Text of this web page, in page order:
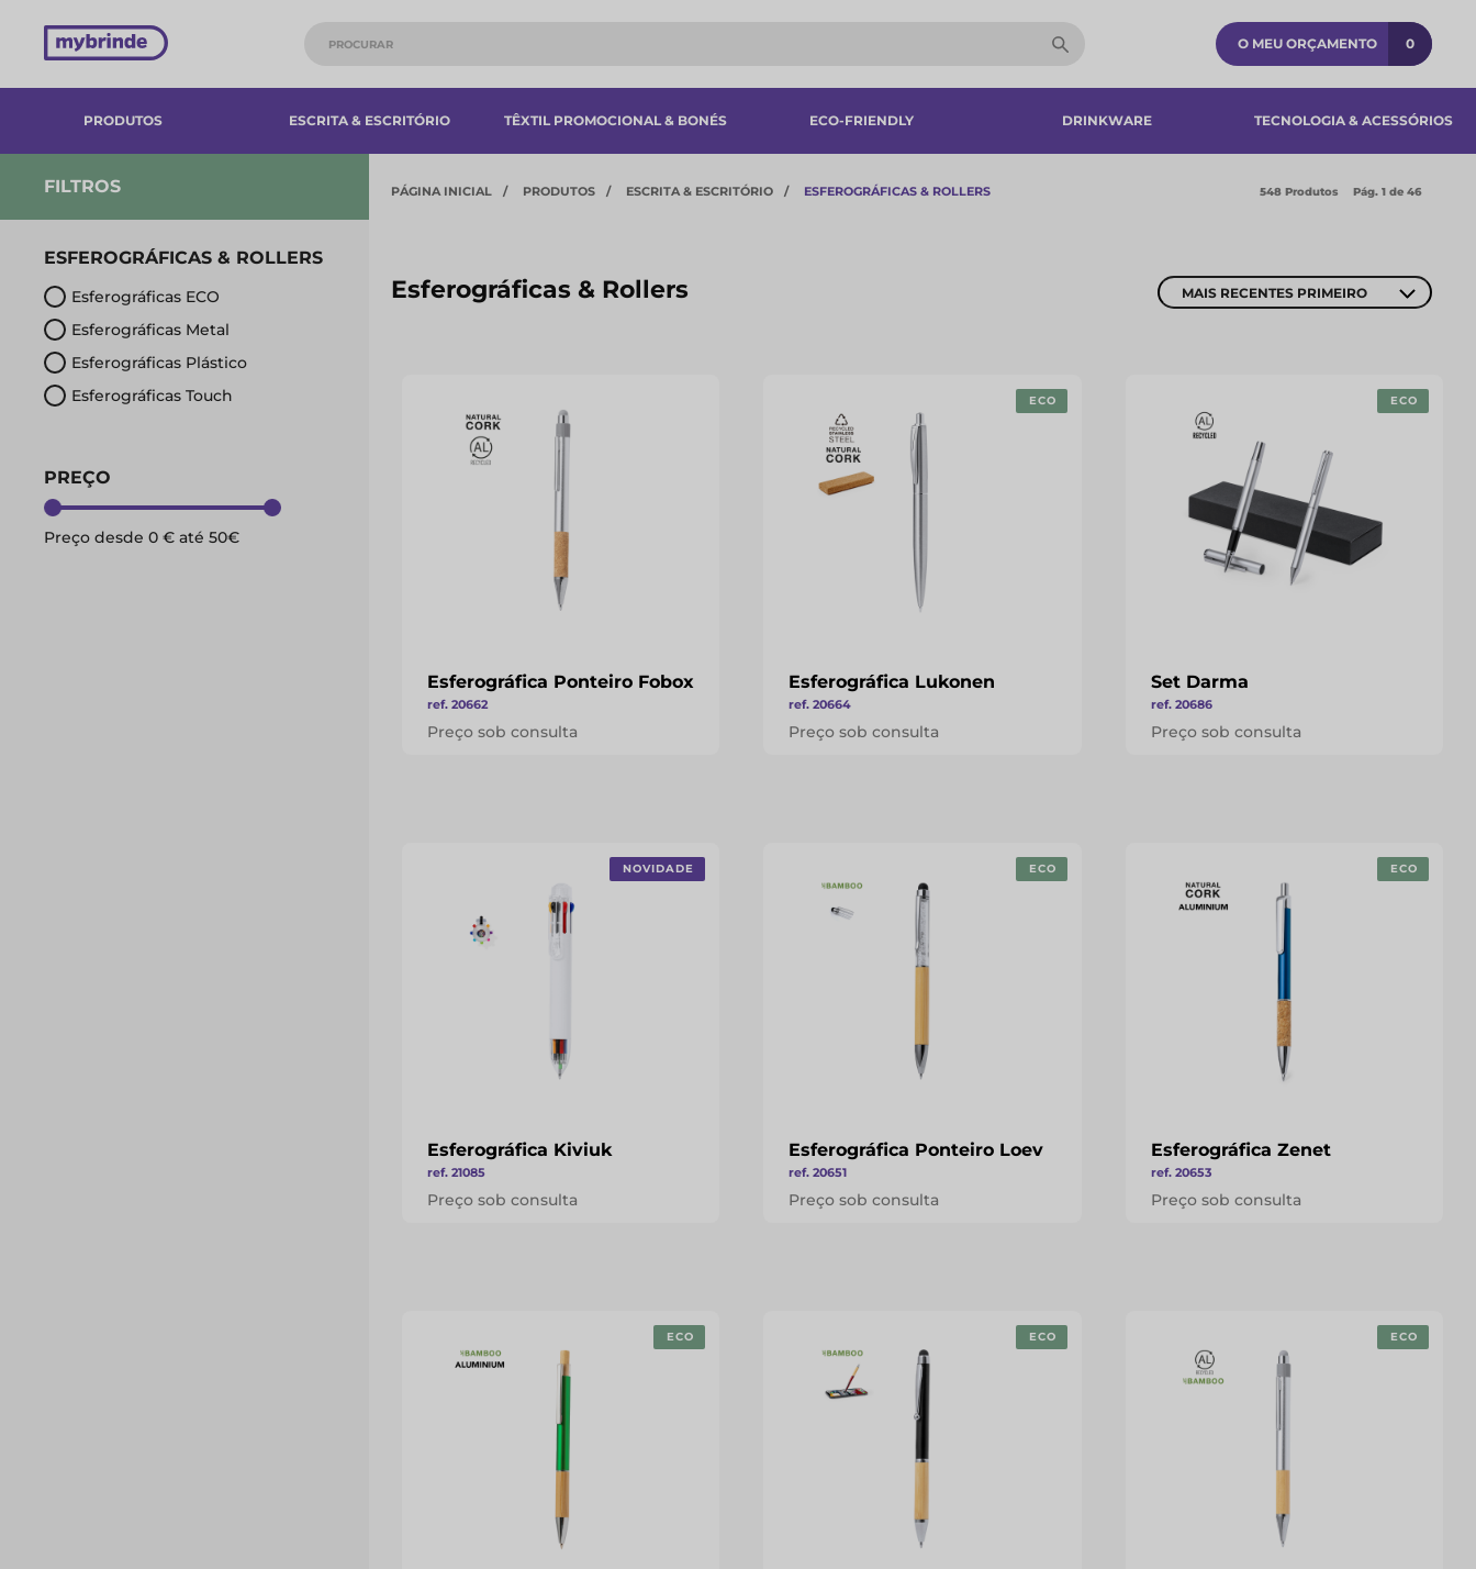
O MEU ORÇAMENTO 0
PRODUTOS ESCRITA & ESCRITÓRIO TÊXTIL PROMOCIONAL & BONÉS ECO-FRIENDLY DRINKWARE TECNOLOGIA & ACESSÓRIOS​
FILTROS
ESFEROGRÁFICAS & ROLLERS
Esferográficas ECO
Esferográficas Metal
Esferográficas Plástico
Esferográficas Touch
PREÇO
Preço desde 0 € até 50€
PÁGINA INICIAL PRODUTOS ESCRITA & ESCRITÓRIO ESFEROGRÁFICAS & ROLLERS 548 Produtos Pág. 1 de 46
Esferográficas & Rollers MAIS RECENTES PRIMEIRO
Esferográfica Ponteiro Fobox
ref. 20662
Preço sob consulta
ECO
Esferográfica Lukonen
ref. 20664
Preço sob consulta
ECO
Set Darma
ref. 20686
Preço sob consulta
NOVIDADE
Esferográfica Kiviuk
ref. 21085
Preço sob consulta
ECO
Esferográfica Ponteiro Loev
ref. 20651
Preço sob consulta
ECO
Esferográfica Zenet
ref. 20653
Preço sob consulta
ECO ECO ECO